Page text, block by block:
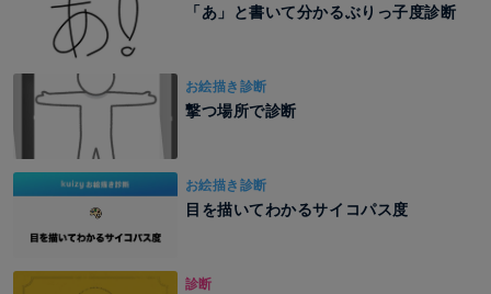
「あ」と書いて分かるぶりっ子度診断
お絵描き診断
撃つ場所で診断
お絵描き診断
目を描いてわかるサイコパス度
診断